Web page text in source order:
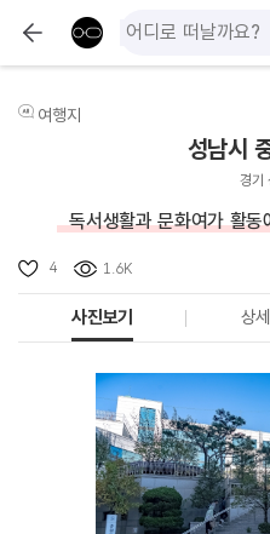
여행지
성남시
경기
독서생활과 문화여가 활
4 1.6K
사진보기 상